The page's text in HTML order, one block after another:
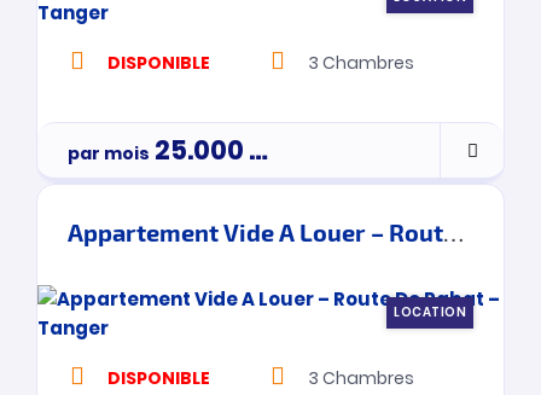
DISPONIBLE 3 Chambres
par mois 25.000Dh
Appartement Vide A Louer – Route De Rabat – Tanger
LOCATION
DISPONIBLE 3 Chambres